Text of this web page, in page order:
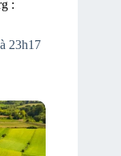
:
23h17